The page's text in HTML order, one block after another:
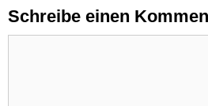
Schreibe einen